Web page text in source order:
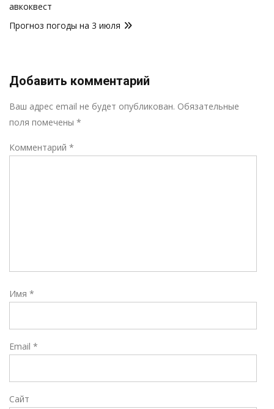
записям
авкоквест
Прогноз погоды на 3 июля
Добавить комментарий
Ваш адрес email не будет опубликован. Обязательные
поля помечены *
Комментарий *
Имя *
Email *
Сайт